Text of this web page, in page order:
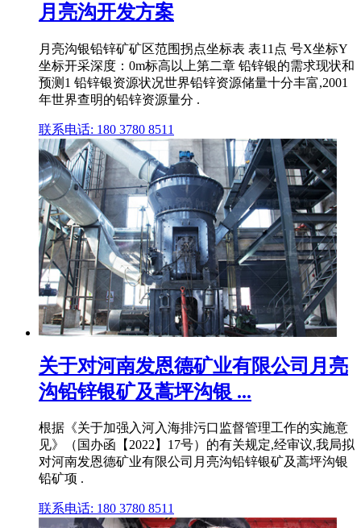
月亮沟开发方案
月亮沟银铅锌矿矿区范围拐点坐标表 表11点 号X坐标Y
坐标开采深度：0m标高以上第二章 铅锌银的需求现状和
预测1 铅锌银资源状况世界铅锌资源储量十分丰富,2001
年世界查明的铅锌资源量分 .
联系电话: 180 3780 8511
关于对河南发恩德矿业有限公司月亮
沟铅锌银矿及蒿坪沟银 ...
根据《关于加强入河入海排污口监督管理工作的实施意
见》（国办函【2022】17号）的有关规定,经审议,我局拟
对河南发恩德矿业有限公司月亮沟铅锌银矿及蒿坪沟银
铅矿项 .
联系电话: 180 3780 8511